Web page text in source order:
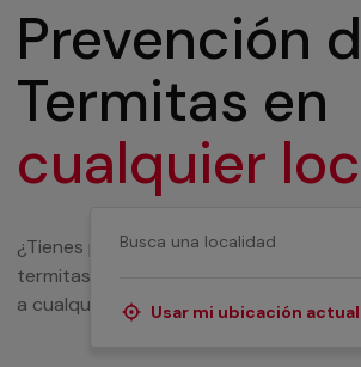
Prevención
Termitas en
cualquier
Usar mi ubicación actual
¿Tienes problemas en tu propiedad y
termitas? Con nosotros dispondrás
a cualquier problema en lo referente a